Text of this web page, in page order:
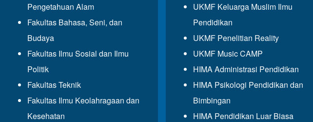
Pengetahuan Alam
Fakultas Bahasa, Seni, dan
Budaya
Fakultas Ilmu Sosial dan Ilmu
Politik
Fakultas Teknik
Fakultas Ilmu Keolahragaan dan
Kesehatan
UKMF Keluarga Muslim Ilmu
Pendidikan
UKMF Penelitian Reality
UKMF Music CAMP
HIMA Administrasi Pendidikan
HIMA Psikologi Pendidikan dan
Bimbingan
HIMA Pendidikan Luar Biasa